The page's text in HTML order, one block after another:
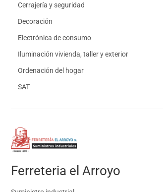
Cerrajería y seguridad
Decoración
Electrónica de consumo
Iluminación vivienda, taller y exterior
Ordenación del hogar
SAT
Ferreteria el Arroyo